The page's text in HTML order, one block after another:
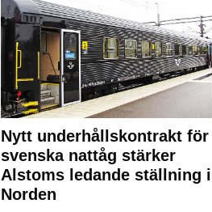
Nytt underhållskontrakt för
svenska nattåg stärker
Alstoms ledande ställning i
Norden